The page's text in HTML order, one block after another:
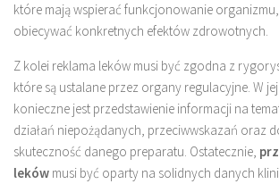
które mają wspierać funkcjonowanie
obiecywać konkretnych efektów zdrowotnych.
Z kolei reklama leków musi być zgodna z
które są ustalane przez organy regulacyjne. W
konieczne jest przedstawienie informacji na
działań niepożądanych, przeciwwskazań oraz
skuteczność danego preparatu. Ostatecznie,
leków musi być oparty na solidnych danych